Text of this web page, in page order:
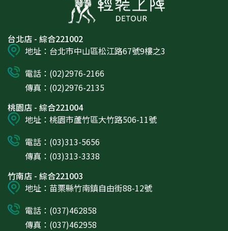
台北店 - 綜合221002
地址：台北市中山區松江路67號9樓之3
電話：(02)2976-2166
傳真：(02)2976-2135
桃園店 - 綜合221004
地址：桃園市蘆竹區大竹路506-11號
電話：(03)313-5656
傳真：(03)313-3338
竹南店 - 綜合221003
地址：苗栗縣竹南鎮自由街88-12號
電話：(037)462858
傳真：(037)462958